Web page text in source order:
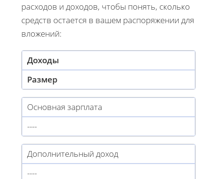
расходов и доходов, чтобы понять, сколько
средств остается в вашем распоряжении для
вложений:
Доходы
Размер
Основная зарплата
----
Дополнительный доход
----